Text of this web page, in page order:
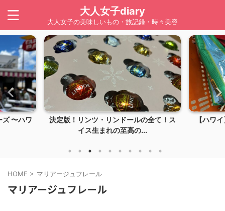
大人女子diary
大人女子の美味しいもの・旅記録・時々美容
〜ハワ
決定版！リンツ・リンドールの全て！ス
イス生まれの至高の...
【ハワ
HOME > マリアージュフレール
マリアージュフレール